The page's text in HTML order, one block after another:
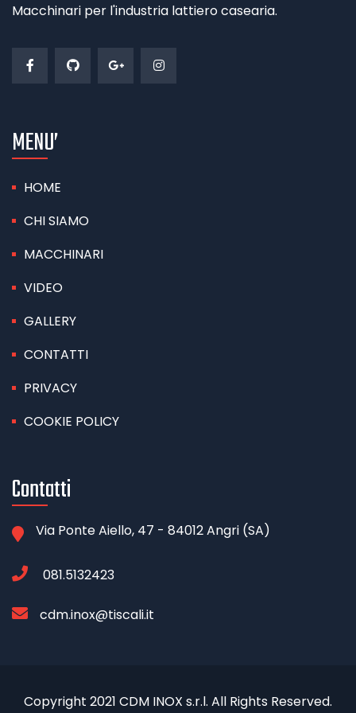
Macchinari per l'industria lattiero casearia.
MENU’
HOME
CHI SIAMO
MACCHINARI
VIDEO
GALLERY
CONTATTI
PRIVACY
COOKIE POLICY
Contatti
Via Ponte Aiello, 47 - 84012 Angri (SA)
081.5132423
cdm.inox@tiscali.it
Copyright 2021 CDM INOX s.r.l. All Rights Reserved.